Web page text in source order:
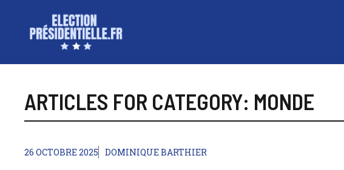
contenu
ARTICLES FOR CATEGORY: MONDE
26 OCTOBRE 2025 DOMINIQUE BARTHIER